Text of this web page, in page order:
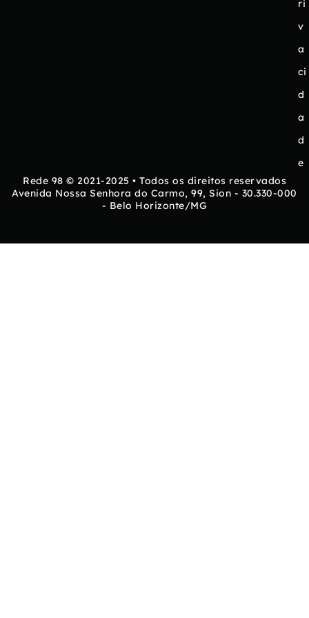
ri
v
a
ci
d
a
d
e
Rede 98 © 2021-2025 • Todos os direitos reservados
Avenida Nossa Senhora do Carmo, 99, Sion - 30.330-000
- Belo Horizonte/MG